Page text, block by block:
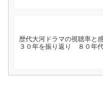
歴代大河ドラマの視聴率と
３０年を振り返り ８０年